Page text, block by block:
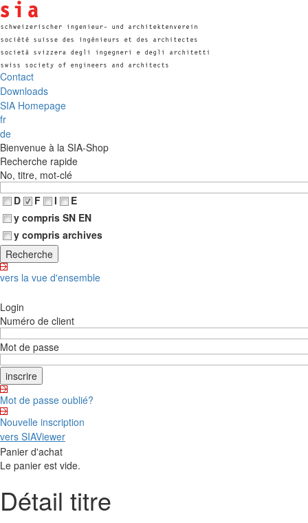
Contact
Downloads
SIA Homepage
fr
de
Bienvenue à la SIA-Shop
Recherche rapide
No, titre, mot-clé
D
F I
E
y compris SN EN
y compris archives
vers la vue d'ensemble
Login
Numéro de client
Mot de passe
Mot de passe oublié?
Nouvelle inscription
vers SIAViewer
Panier d'achat
Le panier est vide.
Détail titre